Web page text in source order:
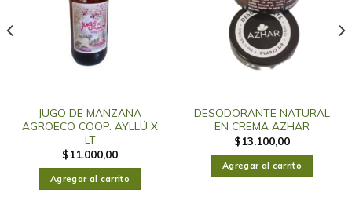
JUGO DE MANZANA
AGROECO COOP. AYLLÚ X
LT
$11.000,00
Agregar al carrito
DESODORANTE NATURAL
EN CREMA AZHAR
$13.100,00
Agregar al carrito